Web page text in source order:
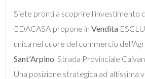
Siete pronti a scoprire l'investimento
EDACASA propone inVendita
unica nel cuore del commercio
Sant'Arpino  Strada Provinciale
Una posizione strategica ad altissima
Totale
mq